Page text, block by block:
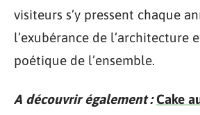
visiteurs s’y pressent chaque
l’exubérance de l’architecture
poétique de l’ensemble.
A découvrir également : Cake